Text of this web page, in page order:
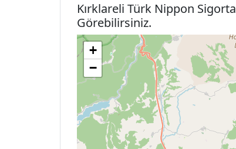
Kırklareli Türk Nippon
Görebilirsiniz.
+
−